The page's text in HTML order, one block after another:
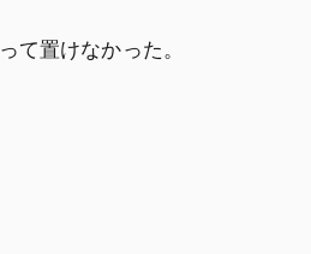
て置けなかった。